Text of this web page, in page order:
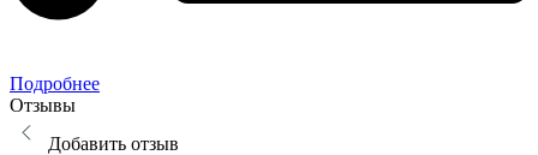
Подробнее
Отзывы
Добавить отзыв